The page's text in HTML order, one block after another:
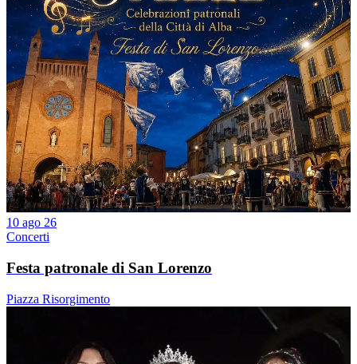
10 ago 26
Concerti
Festa patronale di San Lorenzo
Piazza Risorgimento